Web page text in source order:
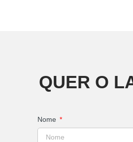
QUER O
Nome